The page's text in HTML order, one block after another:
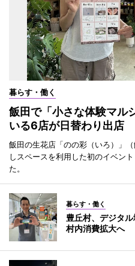
暮らす・働く
飯田で「小さな体験マ
いる6店が日替わり出店
飯田の生花店「のの彩（いろ）」
しスペースを利用した初のイベン
た。
暮らす・働く
豊丘村、デジタ
村内消費拡大へ